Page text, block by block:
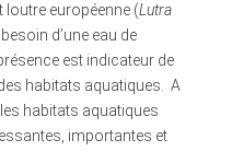
loutre européenne (Lutra
d’une eau de
est indicateur de
habitats aquatiques. A
habitats aquatiques
importantes et